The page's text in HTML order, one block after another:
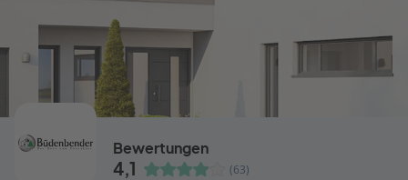
Bewertungen
4,1 (63)